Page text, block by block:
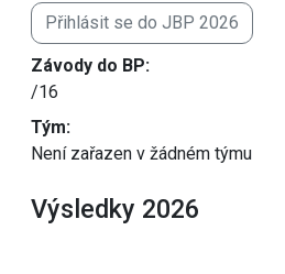
Přihlásit se do JBP 2026
Závody do BP:
/16
Tým:
Není zařazen v žádném týmu
Výsledky 2026